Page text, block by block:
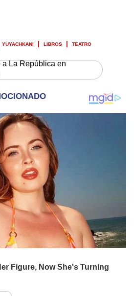
YUYACHKANI LIBROS TEATRO
a La República en